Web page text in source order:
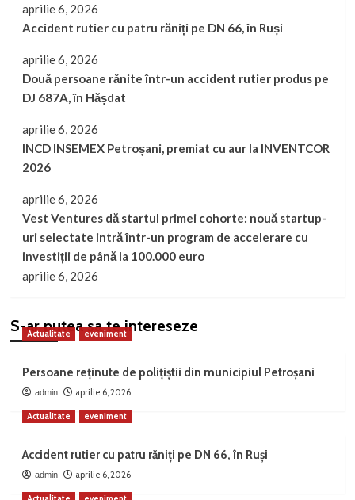
aprilie 6, 2026
Accident rutier cu patru răniți pe DN 66, în Ruși
aprilie 6, 2026
Două persoane rănite într-un accident rutier produs pe
DJ 687A, în Hășdat
aprilie 6, 2026
INCD INSEMEX Petroșani, premiat cu aur la INVENTCOR
2026
aprilie 6, 2026
Vest Ventures dă startul primei cohorte: nouă startup-
uri selectate intră într-un program de accelerare cu
investiții de până la 100.000 euro
aprilie 6, 2026
S-ar putea sa te intereseze
Actualitate eveniment
Persoane reținute de polițiștii din municipiul Petroșani
admin aprilie 6, 2026
Actualitate eveniment
Accident rutier cu patru răniți pe DN 66, în Ruși
admin aprilie 6, 2026